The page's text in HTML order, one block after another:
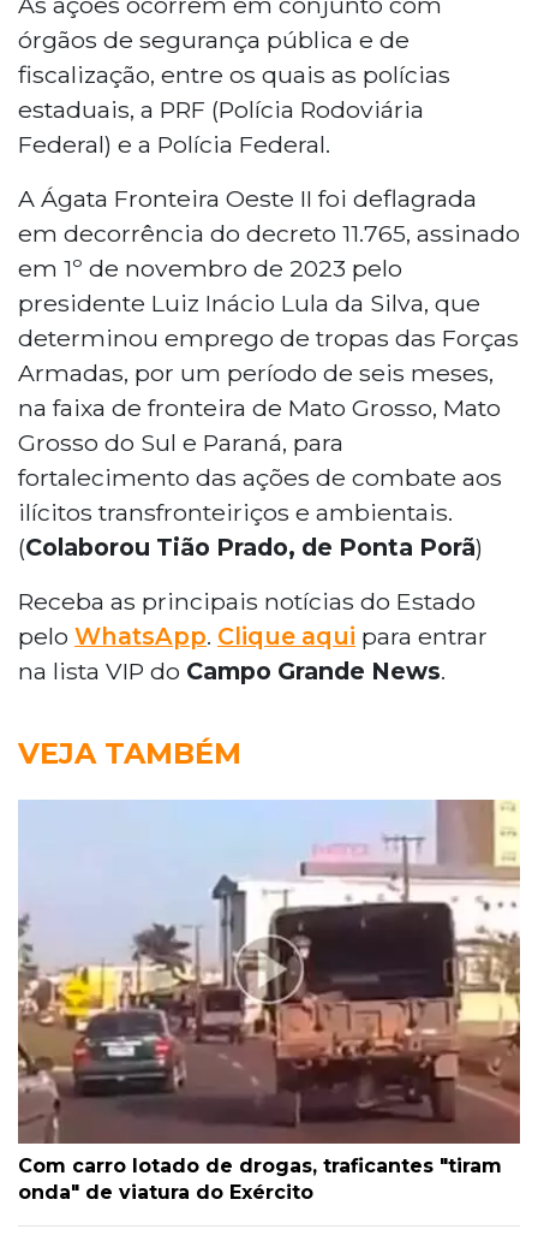
órgãos de segurança pública e de
fiscalização, entre os quais as polícias
estaduais, a PRF (Polícia Rodoviária
Federal) e a Polícia Federal.
A Ágata Fronteira Oeste II foi deflagrada
em decorrência do decreto 11.765, assinado
em 1º de novembro de 2023 pelo
presidente Luiz Inácio Lula da Silva, que
determinou emprego de tropas das Forças
Armadas, por um período de seis meses,
na faixa de fronteira de Mato Grosso, Mato
Grosso do Sul e Paraná, para
fortalecimento das ações de combate aos
ilícitos transfronteiriços e ambientais.
(Colaborou Tião Prado, de Ponta Porã)
Receba as principais notícias do Estado
pelo WhatsApp. Clique aqui para entrar
na lista VIP do Campo Grande News.
VEJA TAMBÉM
Com carro lotado de drogas, traficantes "tiram
onda" de viatura do Exército